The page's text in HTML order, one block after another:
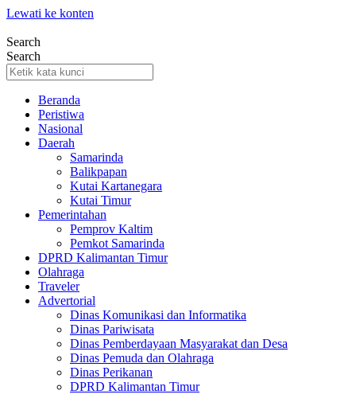
Lewati ke konten
Search
Search
Beranda
Peristiwa
Nasional
Daerah
Samarinda
Balikpapan
Kutai Kartanegara
Kutai Timur
Pemerintahan
Pemprov Kaltim
Pemkot Samarinda
DPRD Kalimantan Timur
Olahraga
Traveler
Advertorial
Dinas Komunikasi dan Informatika
Dinas Pariwisata
Dinas Pemberdayaan Masyarakat dan Desa
Dinas Pemuda dan Olahraga
Dinas Perikanan
DPRD Kalimantan Timur